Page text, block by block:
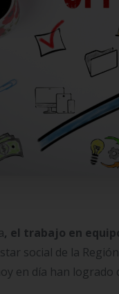
, el trabajo en
social de la
en día han